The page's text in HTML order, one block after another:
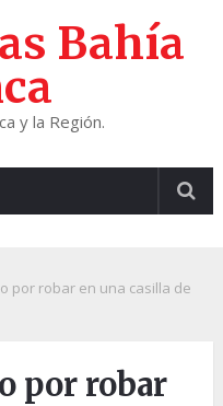
Bahía
y la Región.
por robar en una casilla de
por robar